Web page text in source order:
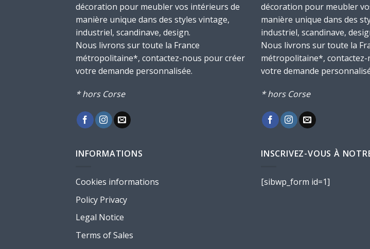
décoration pour meubler vos intérieurs de
manière unique dans des styles vintage,
industriel, scandinave, design.
Nous livrons sur toute la France
métropolitaine*, contactez-nous pour créer
votre demande personnalisée.
* hors Corse
décoration pour meubler
manière unique dans des
industriel, scandinave,
Nous livrons sur toute la
métropolitaine*,
votre demande
* hors Corse
INFORMATIONS
Cookies informations
Policy Privacy
Legal Notice
Terms of Sales
INSCRIVEZ-VOUS À
[sibwp_form id=1]